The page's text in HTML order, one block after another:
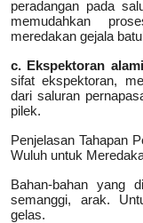
peradangan pada
memudahkan
meredakan gejala
c. Ekspektoran alami
sifat ekspektoran,
dari saluran
pilek.
Penjelasan Tahapan
Wuluh untuk
Bahan-bahan yang
semanggi, arak.
gelas.